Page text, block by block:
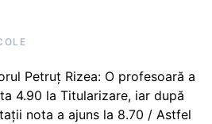
Petruț Rizea: O profesoară a
4.90 la Titularizare, iar după
nota a ajuns la 8.70 / Astfel